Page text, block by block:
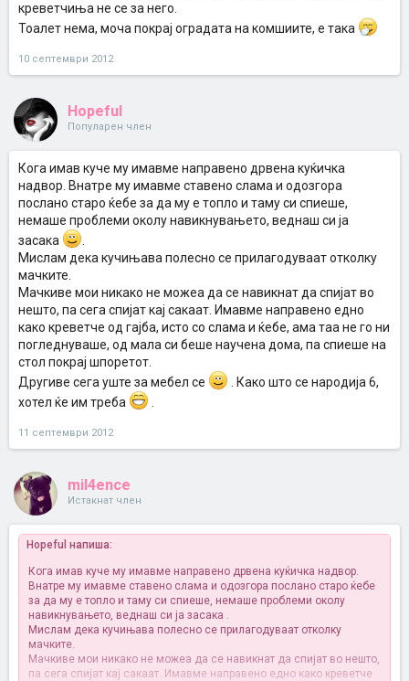
креветчиња не се за него.
Тоалет нема, моча покрај оградата на комшиите, е така
10 септември 2012
Hopeful
Популарен член
Кога имав куче му имавме направено дрвена куќичка
надвор. Внатре му имавме ставено слама и одозгора
послано старо ќебе за да му е топло и таму си спиеше,
немаше проблеми околу навикнувањето, веднаш си ја
засака
Мислам дека кучињава полесно се прилагодуваат отколку
мачките.
Мачкиве мои никако не можеа да се навикнат да спијат во
нешто, па сега спијат кај сакаат. Имавме направено едно
како креветче од гајба, исто со слама и ќебе, ама таа не го ни
погледнуваше, од мала си беше научена дома, па спиеше на
стол покрај шпоретот.
Другиве сега уште за мебел се
. Како што се народија 6,
хотел ќе им треба
11 септември 2012
mil4ence
Истакнат член
Hopeful напиша:
Кога имав куче му имавме направено дрвена куќичка надвор.
Внатре му имавме ставено слама и одозгора послано старо ќебе
за да му е топло и таму си спиеше, немаше проблеми околу
навикнувањето, веднаш си ја засака .
Мислам дека кучињава полесно се прилагодуваат отколку
мачките.
Мачкиве мои никако не можеа да се навикнат да спијат во нешто,
па сега спијат кај сакаат. Имавме направено едно како креветче